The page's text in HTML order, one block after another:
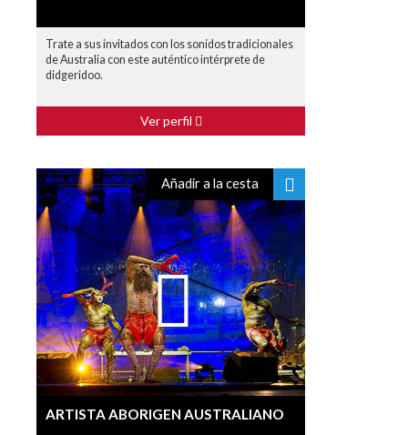
Trate a sus invitados con los sonidos tradicionales
de Australia con este auténtico intérprete de
didgeridoo.
Ver perfil
Añadir a la cesta
ARTISTA ABORIGEN AUSTRALIANO